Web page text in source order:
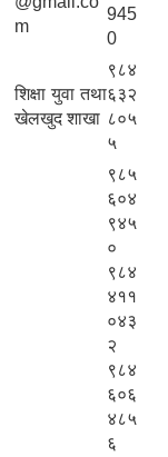
m
945
0
शिक्षा युवा तथा
खेलखुद शाखा
९८४
६३२
८०५
५
९८५
६०४
९४५
०
९८४
४११
०४३
२
९८४
६०६
४८५
६